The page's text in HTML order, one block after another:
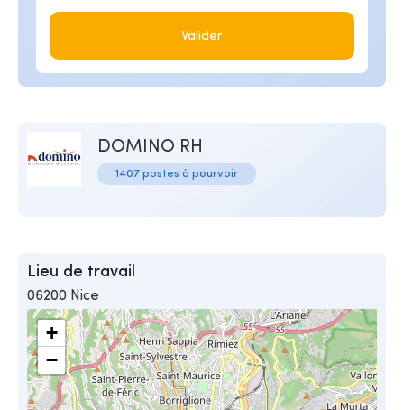
Valider
DOMINO RH
1407 postes à pourvoir
Lieu de travail
06200 Nice
+
−